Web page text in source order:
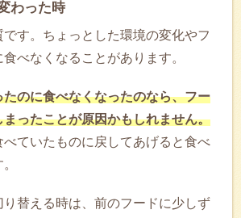
わった時
す。ちょっとした環境の変化やフ
べなくなることがあります。
のに食べなくなったのなら、フー
ったことが原因かもしれません。
べていたものに戻してあげると食べ
り替える時は、前のフードに少しず